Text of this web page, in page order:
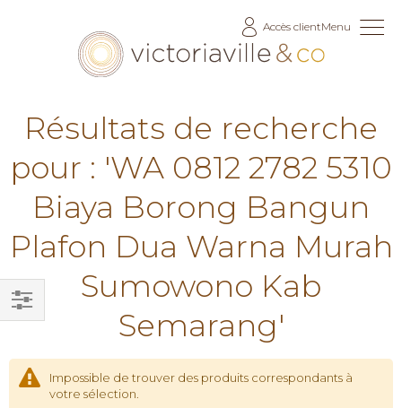
Accès clientMenu
Résultats de recherche
pour : 'WA 0812 2782 5310
Biaya Borong Bangun
Plafon Dua Warna Murah
Sumowono Kab
Semarang'
Impossible de trouver des produits correspondants à
votre sélection.
Filtrer